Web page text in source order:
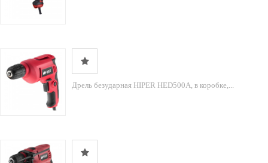
Дрель безударная HIPER HED500A, в коробке,...